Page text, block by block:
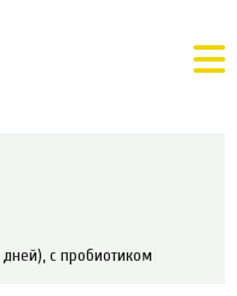
с пробиотиком